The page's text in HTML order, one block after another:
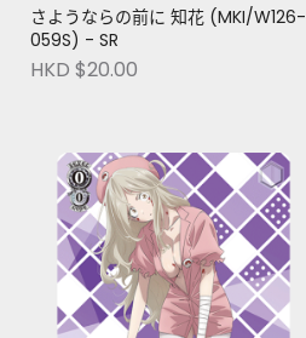
さようならの前に 知花 (MKI/W126-
059S) - SR
HKD $20.00